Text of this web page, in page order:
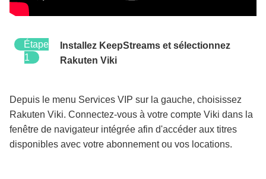
Étape
1
Installez KeepStreams et sélectionnez
Rakuten Viki
Depuis le menu Services VIP sur la gauche, choisissez
Rakuten Viki. Connectez-vous à votre compte Viki dans la
fenêtre de navigateur intégrée afin d'accéder aux titres
disponibles avec votre abonnement ou vos locations.